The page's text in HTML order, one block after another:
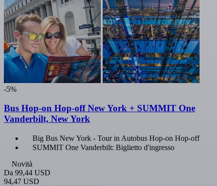
-5%
Bus Hop-on Hop-off New York + SUMMIT One
Vanderbilt, New York
Big Bus New York - Tour in Autobus Hop-on Hop-off
SUMMIT One Vanderbilt: Biglietto d'ingresso
Novità
Da 99,44 USD
94,47 USD